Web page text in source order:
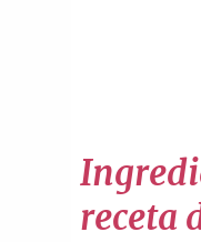
receta